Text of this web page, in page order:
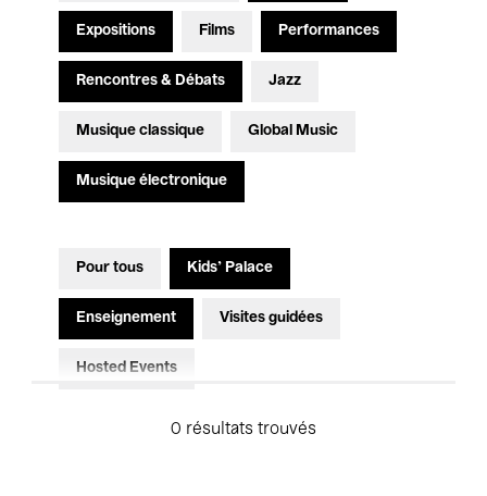
Expositions Films Performances
Rencontres & Débats Jazz
Musique classique Global Music
Musique électronique
Pour tous Kids’ Palace
Enseignement Visites guidées
Hosted Events
0 résultats trouvés